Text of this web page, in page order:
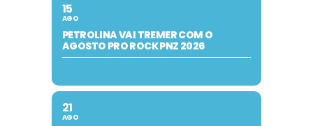
15
AGO
PETROLINA VAI TREMER COM O
AGOSTO PRO ROCK PNZ 2026
21
AGO